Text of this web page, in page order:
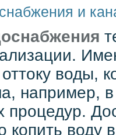
и
оттоку воды,
например,
процедур.
копить воду